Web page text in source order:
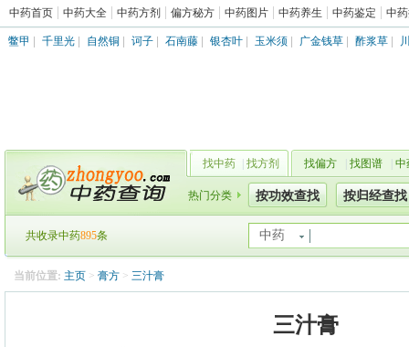
中药首页 中药大全 中药方剂 偏方秘方 中药图片 中药养生 中药鉴定 中
鳖甲 千里光 自然铜 诃子 石南藤 银杏叶 玉米须 广金钱草 酢浆草
找中药 找方剂 找偏方 找图谱 中
热门分类 按功效查找 按归经查找
共收录中药895条 中药
当前位置: 主页 > 膏方 > 三汁膏
三汁膏